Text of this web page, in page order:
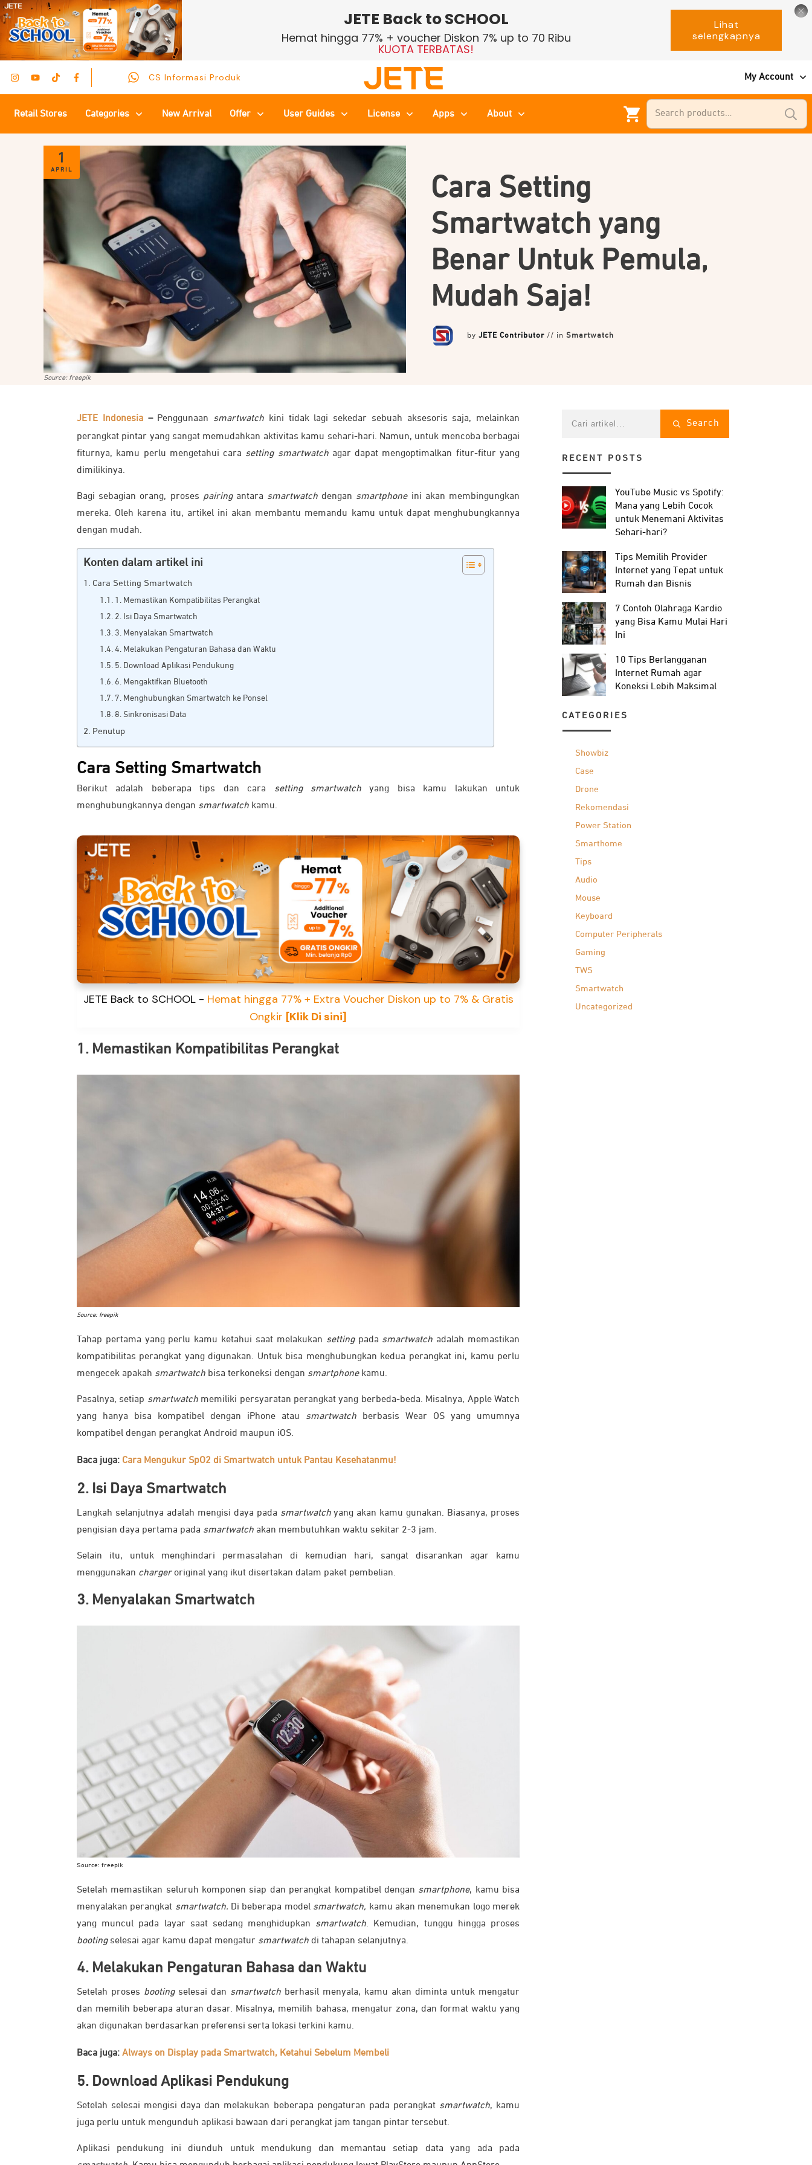
My Account
CS Informasi Produk
Retail Stores Categories New Arrival Offer User Guides License Apps About
Search
1
APRIL
Source: freepik
Cara Setting
Smartwatch yang
Benar Untuk Pemula,
Mudah Saja!
byJETE Contributor // inSmartwatch
JETE Indonesia – Penggunaan smartwatch kini tidak lagi sekedar sebuah aksesoris saja, melainkan
perangkat pintar yang sangat memudahkan aktivitas kamu sehari-hari. Namun, untuk mencoba berbagai
fiturnya, kamu perlu mengetahui cara setting smartwatch agar dapat mengoptimalkan fitur-fitur yang
dimilikinya.
Bagi sebagian orang, proses pairing antara smartwatchdengan smartphoneini akan membingungkan
mereka. Oleh karena itu, artikel ini akan membantu memandu kamu untuk dapat menghubungkannya
dengan mudah.
Konten dalam artikel ini
Cara Setting Smartwatch
1. Memastikan Kompatibilitas Perangkat
2. Isi Daya Smartwatch
3. Menyalakan Smartwatch
4. Melakukan Pengaturan Bahasa dan Waktu
5. Download Aplikasi Pendukung
6. Mengaktifkan Bluetooth
7. Menghubungkan Smartwatch ke Ponsel
8. Sinkronisasi Data
Penutup
Cara Setting Smartwatch
Berikut adalah beberapa tips dan cara setting smartwatchyang bisa kamu lakukan untuk
menghubungkannya dengan smartwatch kamu.
JETE Back to SCHOOL - Hemat hingga 77% + Extra Voucher Diskon up to 7% & Gratis
Ongkir [Klik Di sini]
1. Memastikan Kompatibilitas Perangkat
Source: freepik
Tahap pertama yang perlu kamu ketahui saat melakukan settingpada smartwatch adalah memastikan
kompatibilitas perangkat yang digunakan. Untuk bisa menghubungkan kedua perangkat ini, kamu perlu
mengecek apakah smartwatch bisa terkoneksi dengan smartphone kamu.
Pasalnya, setiap smartwatchmemiliki persyaratan perangkat yang berbeda-beda. Misalnya, Apple Watch
yang hanya bisa kompatibel dengan iPhone atau smartwatch
berbasis Wear OS yang umumnya
kompatibel dengan perangkat Android maupun iOS.
Baca juga: Cara Mengukur SpO2 di Smartwatch untuk Pantau Kesehatanmu!
2. Isi Daya Smartwatch
Langkah selanjutnya adalah mengisi daya pada smartwatchyang akan kamu gunakan. Biasanya, proses
pengisian daya pertama pada smartwatch akan membutuhkan waktu sekitar 2-3 jam.
Selain itu, untuk menghindari permasalahan di kemudian hari, sangat disarankan agar kamu
menggunakan chargeroriginal yang ikut disertakan dalam paket pembelian.
3. Menyalakan Smartwatch
Source: freepik
Setelah memastikan seluruh komponen siap dan perangkat kompatibel dengan smartphone, kamu bisa
menyalakan perangkat smartwatch. Di beberapa model smartwatch, kamu akan menemukan logo merek
yang muncul pada layar saat sedang menghidupkan smartwatch. Kemudian, tunggu hingga proses
bootingselesai agar kamu dapat mengatur smartwatch di tahapan selanjutnya.
4. Melakukan Pengaturan Bahasa dan Waktu
Setelah proses booting selesai dan smartwatch berhasil menyala, kamu akan diminta untuk mengatur
dan memilih beberapa aturan dasar. Misalnya, memilih bahasa, mengatur zona, dan format waktu yang
akan digunakan berdasarkan preferensi serta lokasi terkini kamu.
Baca juga: Always on Display pada Smartwatch, Ketahui Sebelum Membeli
5. Download Aplikasi Pendukung
Setelah selesai mengisi daya dan melakukan beberapa pengaturan pada perangkatsmartwatch, kamu
juga perlu untuk mengunduh aplikasi bawaan dari perangkat jam tangan pintar tersebut.
Aplikasi pendukung ini diunduh untuk mendukung dan memantau setiap data yang ada pada
Search
RECENT POSTS
YouTube Music vs Spotify:
Mana yang Lebih Cocok
untuk Menemani Aktivitas
Sehari-hari?
Tips Memilih Provider
Internet yang Tepat untuk
Rumah dan Bisnis
7 Contoh Olahraga Kardio
yang Bisa Kamu Mulai Hari
Ini
10 Tips Berlangganan
Internet Rumah agar
Koneksi Lebih Maksimal
CATEGORIES
Showbiz
Case
Drone
Rekomendasi
Power Station
Smarthome
Tips
Audio
Mouse
Keyboard
Computer Peripherals
Gaming
TWS
Smartwatch
Uncategorized
JETE Back to SCHOOL
Hemat hingga 77% + voucher Diskon 7% up to 70 Ribu
KUOTA TERBATAS!
Lihat
selengkapnya